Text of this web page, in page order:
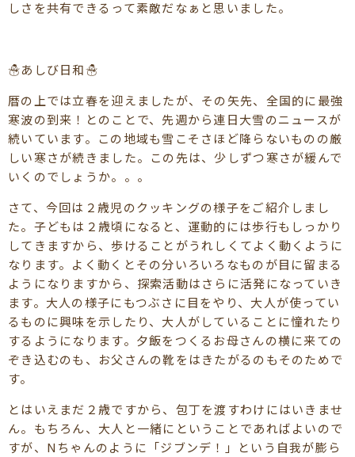
しさを共有できるって素敵だなぁと思いました。
☃あしび日和☃
暦の上では立春を迎えましたが、その矢先、全国的に最強
寒波の到来！とのことで、先週から連日大雪のニュースが
続いています。この地域も雪こそさほど降らないものの厳
しい寒さが続きました。この先は、少しずつ寒さが緩んで
いくのでしょうか。。。
さて、今回は２歳児のクッキングの様子をご紹介しまし
た。子どもは２歳頃になると、運動的には歩行もしっかり
してきますから、歩けることがうれしくてよく動くように
なります。よく動くとその分いろいろなものが目に留まる
ようになりますから、探索活動はさらに活発になっていき
ます。大人の様子にもつぶさに目をやり、大人が使ってい
るものに興味を示したり、大人がしていることに憧れたり
するようになります。夕飯をつくるお母さんの横に来ての
ぞき込むのも、お父さんの靴をはきたがるのもそのためで
す。
とはいえまだ２歳ですから、包丁を渡すわけにはいきませ
ん。もちろん、大人と一緒にということであればよいので
すが、Nちゃんのように「ジブンデ！」という自我が膨ら